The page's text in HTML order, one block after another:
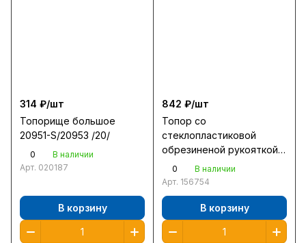
314 ₽/шт
Топорище большое
20951-S/20953 /20/
0
В наличии
Арт. 020187
В корзину
842 ₽/шт
Топор со
стеклопластиковой
обрезиненой рукояткой
0,8кг 20601-08/ 056-0800
/6/
0
В наличии
Арт. 156754
В корзину